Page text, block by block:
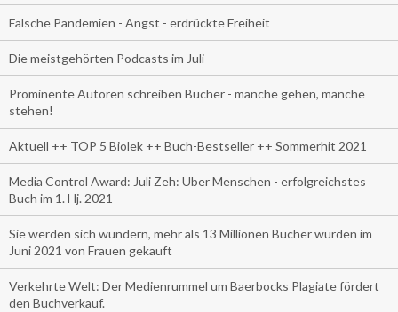
Falsche Pandemien - Angst - erdrückte Freiheit
Die meistgehörten Podcasts im Juli
Prominente Autoren schreiben Bücher - manche gehen, manche
stehen!
Aktuell ++ TOP 5 Biolek ++ Buch-Bestseller ++ Sommerhit 2021
Media Control Award: Juli Zeh: Über Menschen - erfolgreichstes
Buch im 1. Hj. 2021
Sie werden sich wundern, mehr als 13 Millionen Bücher wurden im
Juni 2021 von Frauen gekauft
Verkehrte Welt: Der Medienrummel um Baerbocks Plagiate fördert
den Buchverkauf.